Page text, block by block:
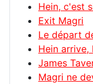
Hein, c'est
Exit Magri
Le départ
Hein arrive,
James
Magri ne